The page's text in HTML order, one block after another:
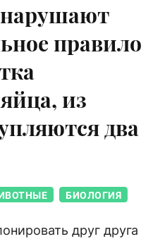
правило
из
два
БИОЛОГИЯ
друг друга